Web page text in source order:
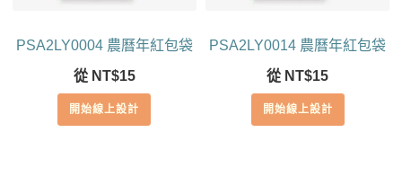
PSA2LY0004 農曆年紅包袋
從 NT$15
開始線上設計
PSA2LY0014 農曆年紅包袋
從 NT$15
開始線上設計